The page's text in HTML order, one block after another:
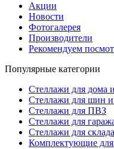
Акции
Новости
Фотогалерея
Производители
Рекомендуем
Популярные категории
Стеллажи для дома
Стеллажи для шин и
Стеллажи для ПВЗ
Стеллажи для
Стеллажи для склада
Комплектующие для